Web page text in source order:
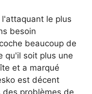
le plus
besoin
beaucoup de
qu'il soit plus une
et a marqué
est décent